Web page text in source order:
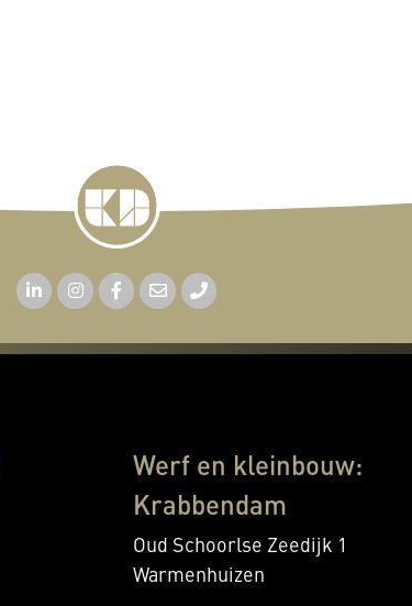
Werf en kleinbouw:
Krabbendam
Oud Schoorlse Zeedijk 1
Warmenhuizen